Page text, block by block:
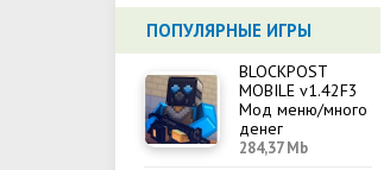
ПОПУЛЯРНЫЕ ИГРЫ
BLOCKPOST
MOBILE v1.42F3
Мод меню/много
денег
284,37 Mb